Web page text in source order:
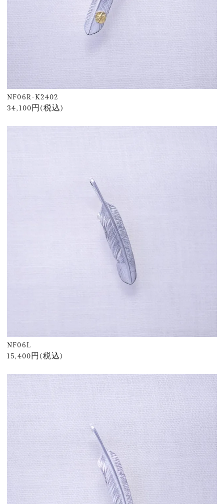
NF06R-K2402
34,100円(税込)
NF06L
15,400円(税込)